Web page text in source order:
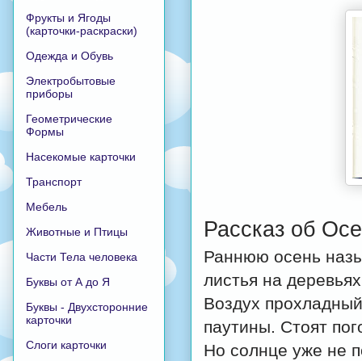
Рассказ об
Раннюю осень
листья на
Воздух
паутины. Стоят
Но солнце уже не
Фрукты и Ягоды
(карточки-раскраски)
Одежда и Обувь
Электробытовые
приборы
Геометрические
Формы
Насекомые карточки
Транспорт
Мебель
Животные и Птицы
Части Тела человека
Буквы от А до Я
Буквы - Двухсторонние
карточки
Слоги карточки